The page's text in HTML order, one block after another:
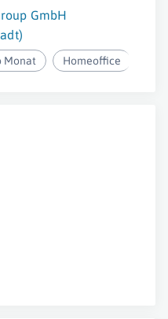
GmbH
Monat Homeoffice